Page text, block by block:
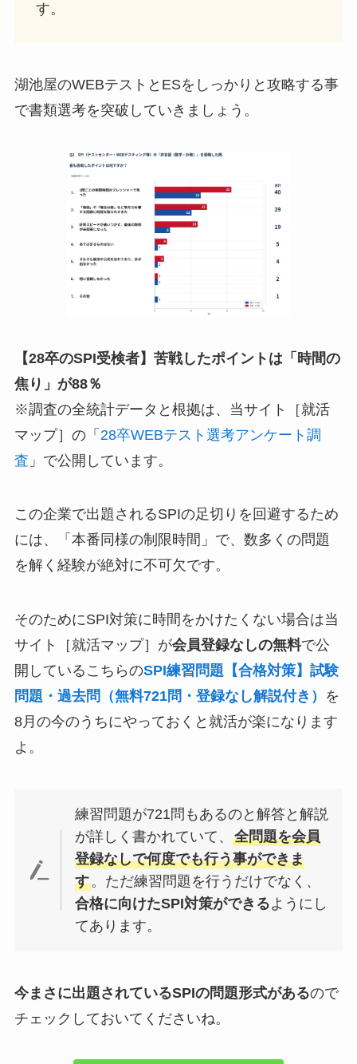
す。
湖池屋のWEBテストとESをしっかりと攻略する事
で書類選考を突破していきましょう。
【28卒のSPI受検者】苦戦したポイントは「時間の
焦り」が88％
※調査の全統計データと根拠は、当サイト［就活
マップ］の「 28卒WEBテスト選考アンケート調
査 」で公開しています。
この企業で出題されるSPIの足切りを回避するため
には、「本番同様の制限時間」で、数多くの問題
を解く経験が絶対に不可欠です。
そのためにSPI対策に時間をかけたくない場合は当
サイト［就活マップ］が会員登録なしの無料で公
開しているこちらのSPI練習問題【合格対策】試験
問題・過去問（無料721問・登録なし解説付き）
を
8月の今のうちにやっておくと就活が楽になります
よ。
練習問題が721問もあるのと解答と解説
が詳しく書かれていて、全問題を会員
登録なしで何度でも行う事ができま
す。ただ練習問題を行うだけでなく、
合格に向けたSPI対策ができるようにし
てあります。
今まさに出題されているSPIの問題形式があるので
チェックしておいてくださいね。